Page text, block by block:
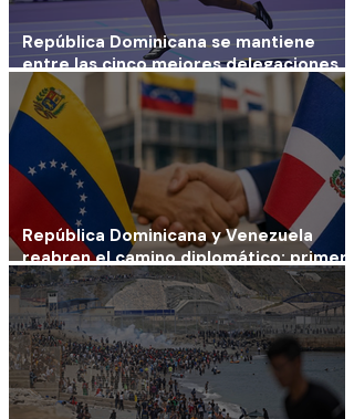
República Dominicana se mantiene
entre las cinco mejores delegaciones
de Santo Domingo 2026
República Dominicana y Venezuela
reabren el camino diplomático: primero
volverán los consulados